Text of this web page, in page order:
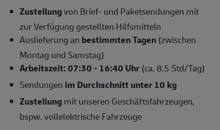
Zustellungvon Brief- und Paketsendungen mit
zur Verfügung gestellten Hilfsmitteln
Auslieferung an bestimmten Tagen (zwischen
Montag und Samstag)
Arbeitszeit: 07:30 - 16:40 Uhr (ca. 8,5 Std/Tag)
Sendungen im Durchschnitt unter 10 kg
Zustellungmit unseren Geschäftsfahrzeugen,
bspw. vollelektrische Fahrzeuge